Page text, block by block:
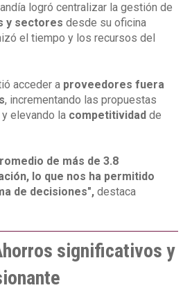
logró centralizar la gestión de
y sectores desde su oficina
el tiempo y los recursos del
acceder a proveedores fuera
, incrementando las propuestas
y elevando la competitividad de
de más de 3.8
lo que nos ha permitido
de decisiones", destaca
significativos y